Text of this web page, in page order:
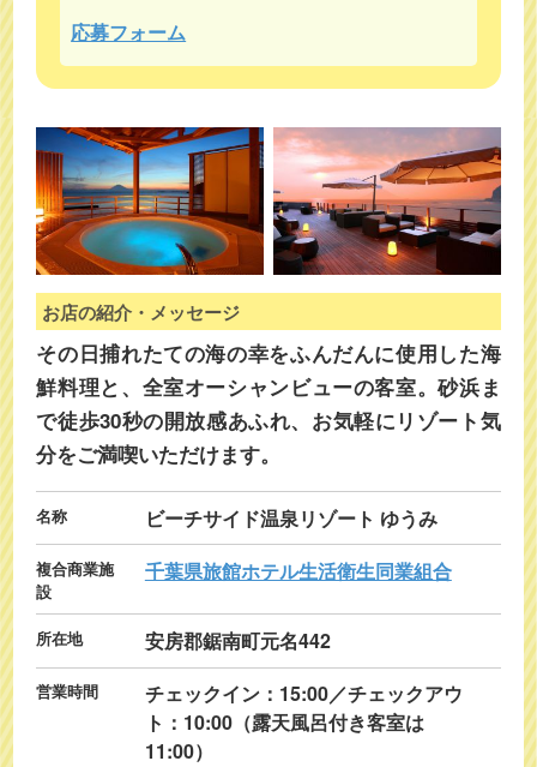
応募フォーム
お店の紹介・メッセージ
その日捕れたての海の幸をふんだんに使用した海
鮮料理と、全室オーシャンビューの客室。砂浜ま
で徒歩30秒の開放感あふれ、お気軽にリゾート気
分をご満喫いただけます。
名称 ビーチサイド温泉リゾート ゆうみ
複合商業施
設
千葉県旅館ホテル生活衛生同業組合
所在地 安房郡鋸南町元名442
営業時間
チェックイン：15:00／チェックアウ
ト：10:00（露天風呂付き客室は
11:00）